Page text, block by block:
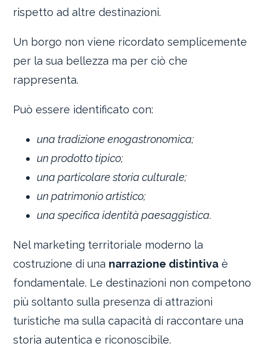
rispetto ad altre destinazioni.
Un borgo non viene ricordato semplicemente
per la sua bellezza ma per ciò che
rappresenta.
Può essere identificato con:
una tradizione enogastronomica;
un prodotto tipico;
una particolare storia culturale;
un patrimonio artistico;
una specifica identità paesaggistica.
Nel marketing territoriale moderno la
costruzione di una narrazione distintiva è
fondamentale. Le destinazioni non competono
più soltanto sulla presenza di attrazioni
turistiche ma sulla capacità di raccontare una
storia autentica e riconoscibile.